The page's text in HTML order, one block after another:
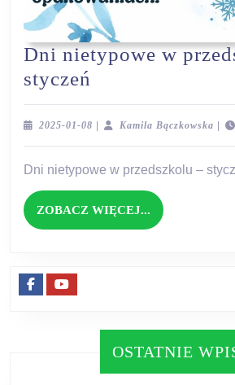
Dni nietypowe w
styczeń
nietypowe
w
przedszkolu
–
styczeń
2025-01-08 2025-
| Kamila Bączkowska |
Dni nietypowe w przedszkolu –
ZOBACZ WIĘCEJ... ZOBACZ
WIĘCEJ...
FacebookYoutube
OSTATNIE